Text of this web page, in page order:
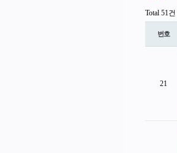
Total 51건
번호
21